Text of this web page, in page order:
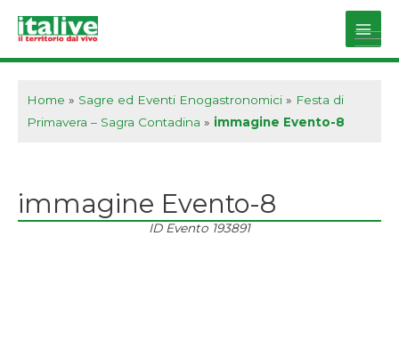
Main
Home » Sagre ed Eventi Enogastronomici » Festa di
Primavera – Sagra Contadina » immagine Evento-8
immagine Evento-8
ID Evento 193891